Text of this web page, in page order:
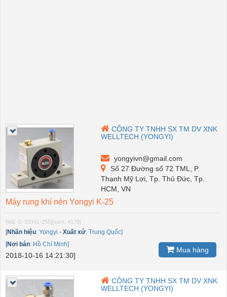
CÔNG TY TNHH SX TM DV XNK
WELLTECH (YONGYI)
yongyivn@gmail.com
Số 27 Đường số 72 TML, P.
Thạnh Mỹ Lợi, Tp. Thủ Đức, Tp.
HCM, VN
Máy rung khí nén Yongyi K-25
[Mã: G-33341-255][xem: 4170]
[Nhãn hiệu: Yongyi - Xuất xứ: Trung Quốc]
[Nơi bán: Hồ Chí Minh]
2018-10-16 14:21:30]
Mua hàng
CÔNG TY TNHH SX TM DV XNK
WELLTECH (YONGYI)